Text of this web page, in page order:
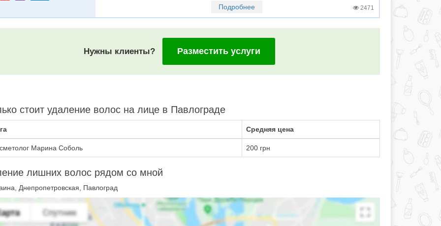
Подробнее 2471
Нужны клиенты? Разместить услуги
стоит удаление волос на лице в Павлограде
Средняя цена
Марина Соболь 200 грн
лишних волос рядом со мной
Днепропетровская, Павлоград